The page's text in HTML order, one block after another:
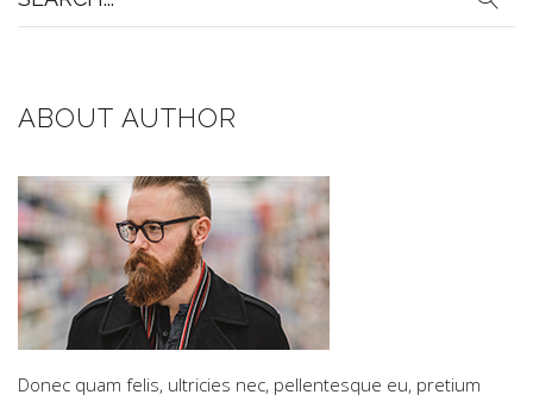
for:
ABOUT AUTHOR
Donec quam felis, ultricies nec, pellentesque eu, pretium